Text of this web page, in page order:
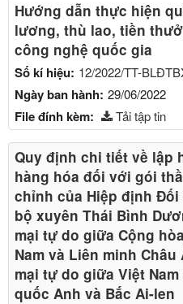
Hướng dẫn thực hiện
lương, thù lao, tiền
công nghệ quốc gia
Số kí hiệu: 12/2022/TT-
Ngày ban hành: 29/06/2022
File đính kèm: Tải tập tin
Quy định chi tiết về lập
hàng hóa đối với gói
chỉnh của Hiệp định Đối
bộ xuyên Thái Bình
mại tự do giữa Cộng
Nam và Liên minh
mại tự do giữa Việt
quốc Anh và Bắc Ai-len